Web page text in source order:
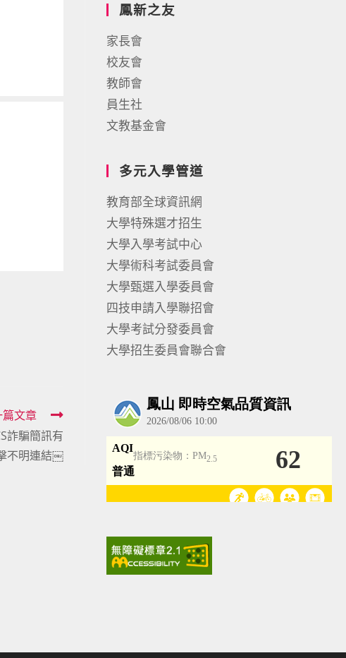
篇文章
詐騙簡訊有
不明連結￼
鳳新之友
家長會
校友會
教師會
員生社
文教基金會
多元入學管道
教育部全球資訊網
大學特殊選才招生
大學入學考試中心
大學術科考試委員會
大學甄選入學委員會
四技申請入學聯招會
大學考試分發委員會
大學招生委員會聯合會